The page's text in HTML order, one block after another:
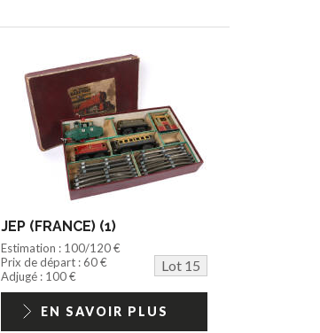
JEP (FRANCE) (1)
Estimation : 100/120 €
Prix de départ : 60 €
Lot 15
Adjugé : 100 €
EN SAVOIR PLUS